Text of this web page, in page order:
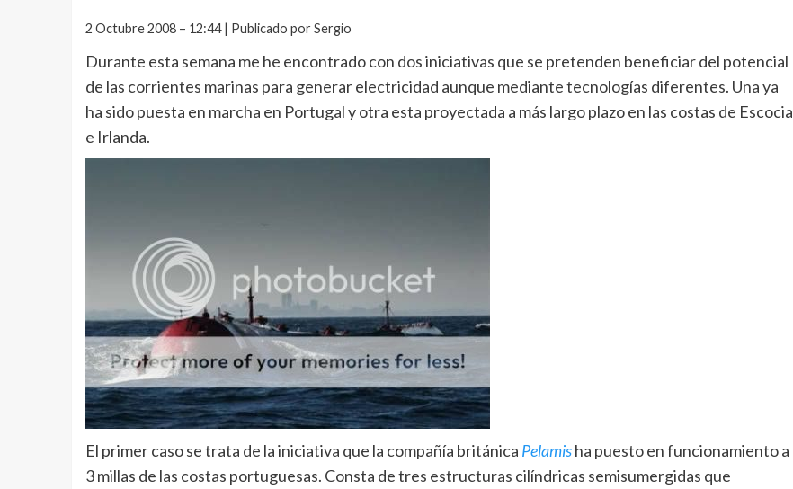
2 Octubre 2008 – 12:44 | Publicado por Sergio
Durante esta semana me he encontrado con dos iniciativas que se pretenden beneficiar del potencial
de las corrientes marinas para generar electricidad aunque mediante tecnologías diferentes. Una ya
ha sido puesta en marcha en Portugal y otra esta proyectada a más largo plazo en las costas de Escocia
e Irlanda.
El primer caso se trata de la iniciativa que la compañía británica Pelamisha puesto en funcionamiento a
3 millas de las costas portuguesas. Consta de tres estructuras cilíndricas semisumergidas que